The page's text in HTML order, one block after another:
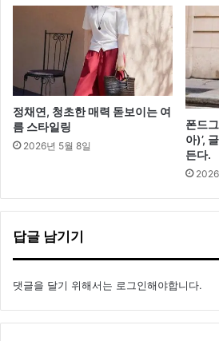
정채연, 청초한 매력 돋보이는 여
름 스타일링
2026년 5월 8일
폰드
아)’,
든다.
답글 남기기
댓글을 달기 위해서는 로그인해야합니다.